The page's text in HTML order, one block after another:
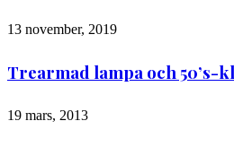
13 november, 2019
Trearmad lampa och 50’s-
19 mars, 2013